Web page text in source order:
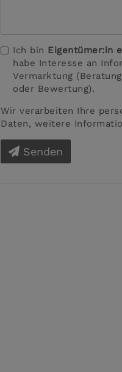
Ich bin Eigentümer:in
habe Interesse an
Vermarktung
oder Bewertung).
Wir verarbeiten Ihre
Daten, weitere
Senden